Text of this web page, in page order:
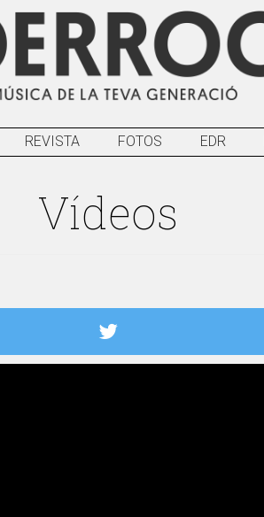
REVISTA FOTOS EDR
Vídeos